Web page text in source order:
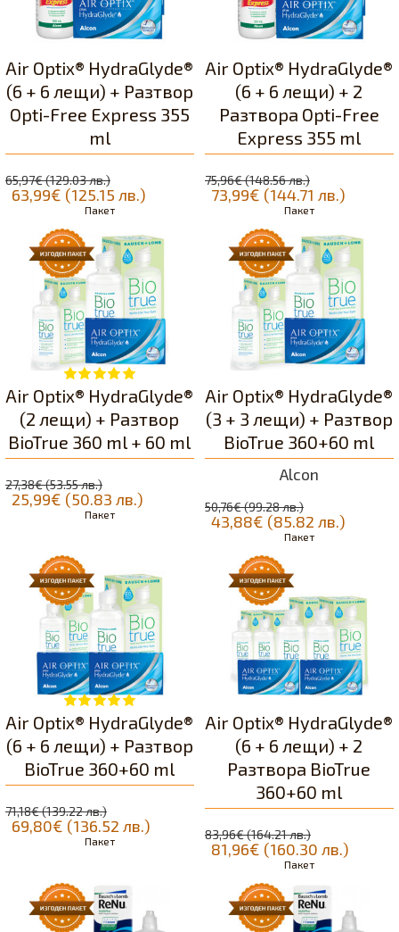
Air Optix® HydraGlyde®
(6 + 6 лещи) + Разтвор
Opti-Free Express 355
ml
63,99€ (125.15 лв.)
65,97€ (129.03 лв.)
Пакет
Air Optix® HydraGlyde®
(6 + 6 лещи) + 2
Разтвора Opti-Free
Express 355 ml
73,99€ (144.71 лв.)
75,96€ (148.56 лв.)
Пакет
Air Optix® HydraGlyde®
(2 лещи) + Разтвор
BioTrue 360 ml + 60 ml
25,99€ (50.83 лв.)
27,38€ (53.55 лв.)
Пакет
Alcon
Air Optix® HydraGlyde®
(3 + 3 лещи) + Разтвор
BioTrue 360+60 ml
43,88€ (85.82 лв.)
50,76€ (99.28 лв.)
Пакет
Air Optix® HydraGlyde®
(6 + 6 лещи) + Разтвор
BioTrue 360+60 ml
69,80€ (136.52 лв.)
71,18€ (139.22 лв.)
Пакет
Air Optix® HydraGlyde®
(6 + 6 лещи) + 2
Разтворa BioTrue
360+60 ml
81,96€ (160.30 лв.)
83,96€ (164.21 лв.)
Пакет